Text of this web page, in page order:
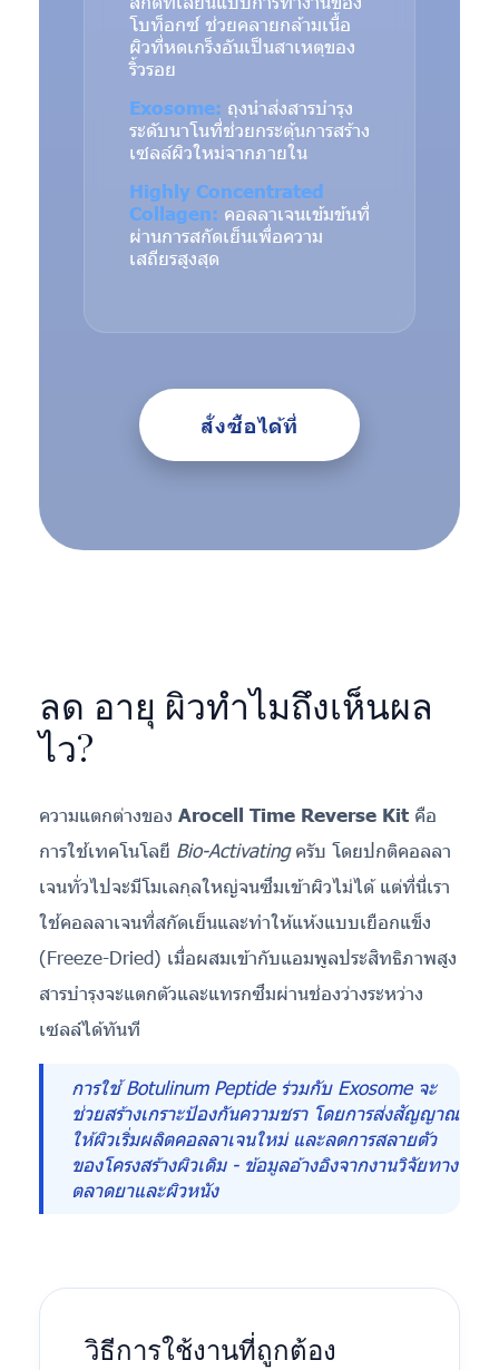
โบท็อกซ์ ช่วยคลายกล้ามเนื้อ
ผิวที่หดเกร็งอันเป็นสาเหตุของ
ริ้วรอย
Exosome: ถุงนำส่งสารบำรุง
ระดับนาโนที่ช่วยกระตุ้นการสร้าง
เซลล์ผิวใหม่จากภายใน
Highly Concentrated
Collagen: คอลลาเจนเข้มข้นที่
ผ่านการสกัดเย็นเพื่อความ
เสถียรสูงสุด
สั่งซื้อได้ที่
ลด อายุ ผิวทำไมถึงเห็นผล
ไว?
ความแตกต่างของ Arocell Time Reverse Kit คือ
การใช้เทคโนโลยี Bio-Activatingครับ โดยปกติคอลลา
เจนทั่วไปจะมีโมเลกุลใหญ่จนซึมเข้าผิวไม่ได้ แต่ที่นี่เรา
ใช้คอลลาเจนที่สกัดเย็นและทำให้แห้งแบบเยือกแข็ง
(Freeze-Dried) เมื่อผสมเข้ากับแอมพูลประสิทธิภาพสูง
สารบำรุงจะแตกตัวและแทรกซึมผ่านช่องว่างระหว่าง
เซลล์ได้ทันที
การใช้ Botulinum Peptide ร่วมกับ Exosome จะ
ช่วยสร้างเกราะป้องกันความชรา โดยการส่งสัญญาณ
ให้ผิวเริ่มผลิตคอลลาเจนใหม่ และลดการสลายตัว
ของโครงสร้างผิวเดิม - ข้อมูลอ้างอิงจากงานวิจัยทาง
ตลาดยาและผิวหนัง
วิธีการใช้งานที่ถูกต้อง